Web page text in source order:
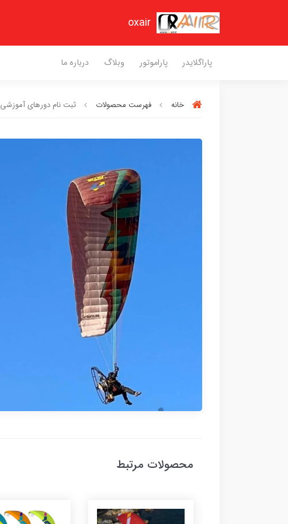
oxair
پاراگلایدر پاراموتور وبلاگ درباره ما
خانه فهرست محصولات ثبت نام دورهای آموزشی
محصولات مرتبط